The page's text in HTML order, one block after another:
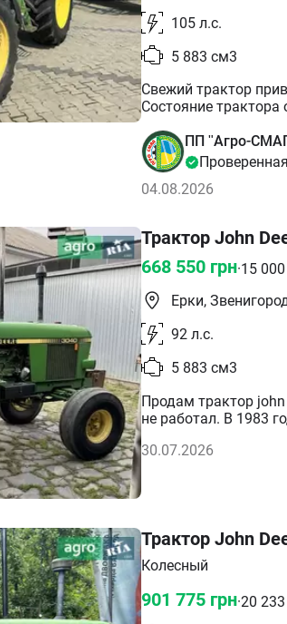
105 л.с.
5 883 см3
Свежий трактор
Состояние трактора
ПП "Агро-
04.08.2026
Трактор John
668 550 грн·15 000
Ерки,
92 л.с.
5 883 см3
Продам трактор
не работал. В 1983
30.07.2026
Трактор John
Колесный
901 775 грн·20 233